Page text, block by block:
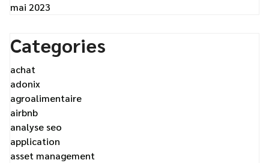
mai 2023
Categories
achat
adonix
agroalimentaire
airbnb
analyse seo
application
asset management